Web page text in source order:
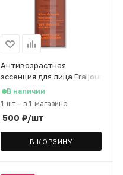
Антивозрастная
эссенция для лица Fraijour
Красный женьшень, 30 мл
В наличии
1 шт - в 1 магазине
500 ₽/шт
В КОРЗИНУ